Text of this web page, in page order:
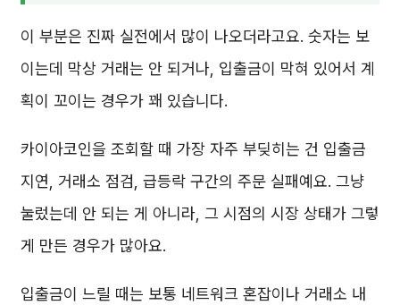
이 부분은 진짜 실전에서 많이 나오더라고요. 숫자는 보
이는데 막상 거래는 안 되거나, 입출금이 막혀 있어서 계
획이 꼬이는 경우가 꽤 있습니다.
카이아코인을 조회할 때 가장 자주 부딪히는 건 입출금
지연, 거래소 점검, 급등락 구간의 주문 실패예요. 그냥
눌렀는데 안 되는 게 아니라, 그 시점의 시장 상태가 그렇
게 만든 경우가 많아요.
입출금이 느릴 때는 보통 네트워크 혼잡이나 거래소 내